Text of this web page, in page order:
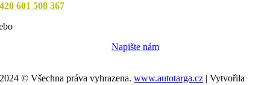
601 508 367
Napište nám
2024 © Všechna práva vyhrazena.www.autotarga.cz | Vytvořila